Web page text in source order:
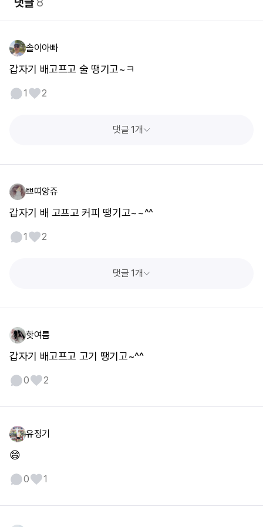
솔이아빠
갑자기 배고프고 술 땡기고~ㅋ
1 2
댓글 1개
쁘띠앙쥬
갑자기 배 고프고 커피 땡기고~~^^
1 2
댓글 1개
핫여름
갑자기 배고프고 고기 땡기고~^^
0 2
유정기
😄
0 1